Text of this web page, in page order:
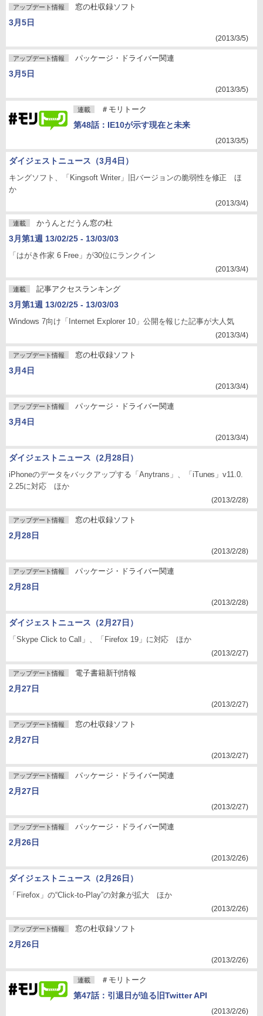
アップデート情報 窓の杜収録ソフト
3月5日
(2013/3/5)
アップデート情報 パッケージ・ドライバー関連
3月5日
(2013/3/5)
連載 ＃モリトーク
第48話：IE10が示す現在と未来
(2013/3/5)
ダイジェストニュース（3月4日）
キングソフト、「Kingsoft Writer」旧バージョンの脆弱性を修正 ほ
か
(2013/3/4)
連載 かうんとだうん窓の杜
3月第1週 13/02/25 - 13/03/03
「はがき作家 6 Free」が30位にランクイン
(2013/3/4)
連載 記事アクセスランキング
3月第1週 13/02/25 - 13/03/03
Windows 7向け「Internet Explorer 10」公開を報じた記事が大人気
(2013/3/4)
アップデート情報 窓の杜収録ソフト
3月4日
(2013/3/4)
アップデート情報 パッケージ・ドライバー関連
3月4日
(2013/3/4)
ダイジェストニュース（2月28日）
iPhoneのデータをバックアップする「Anytrans」、「iTunes」v11.0.
2.25に対応 ほか
(2013/2/28)
アップデート情報 窓の杜収録ソフト
2月28日
(2013/2/28)
アップデート情報 パッケージ・ドライバー関連
2月28日
(2013/2/28)
ダイジェストニュース（2月27日）
「Skype Click to Call」、「Firefox 19」に対応 ほか
(2013/2/27)
アップデート情報 電子書籍新刊情報
2月27日
(2013/2/27)
アップデート情報 窓の杜収録ソフト
2月27日
(2013/2/27)
アップデート情報 パッケージ・ドライバー関連
2月27日
(2013/2/27)
アップデート情報 パッケージ・ドライバー関連
2月26日
(2013/2/26)
ダイジェストニュース（2月26日）
「Firefox」の“Click-to-Play”の対象が拡大 ほか
(2013/2/26)
アップデート情報 窓の杜収録ソフト
2月26日
(2013/2/26)
連載 ＃モリトーク
第47話：引退日が迫る旧Twitter API
(2013/2/26)